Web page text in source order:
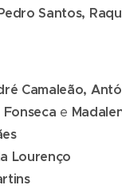
Santos,
Camaleão,
e
Lourenço